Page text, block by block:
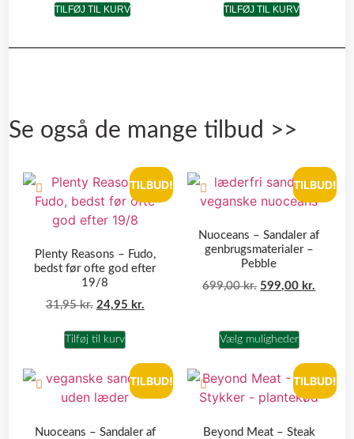
TILFØJ TIL KURV TILFØJ TIL KURV
Se også de mange tilbud >>
TILBUD!
Plenty Reasons – Fudo,
bedst før ofte god efter
19/8
31,95kr. 24,95 kr.
Tilføj til kurv
TILBUD!
Nuoceans – Sandaler af
genbrugsmaterialer –
Pebble
699,00kr. 599,00 kr.
Vælg muligheder
TILBUD!
Nuoceans – Sandaler af
TILBUD!
Beyond Meat – Steak